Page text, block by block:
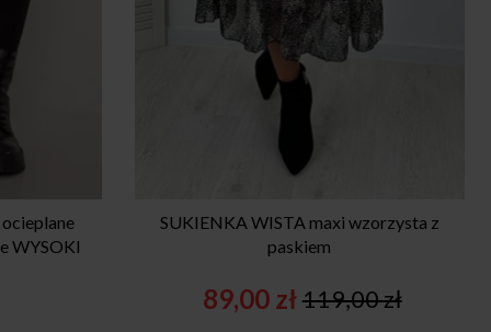
WYSOKI
SUKIENKA WISTA maxi wzorzysta z
paskiem
119,00zł
Original
89,00 złCurrent